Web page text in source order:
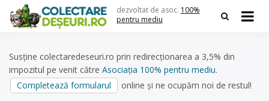
content
dezvoltat de asoc. 100%
pentru mediu
Susține colectaredeseuri.ro prin redirecționarea a 3,5% din
impozitul pe venit către Asociația 100% pentru mediu.
Completează formularul
online și ne ocupăm noi de restul!